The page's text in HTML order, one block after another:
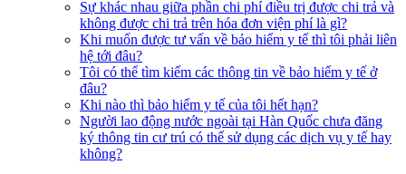
Sự khác nhau giữa phần chi phí điều trị được chi trả và
không được chi trả trên hóa đơn viện phí là gì?
Khi muốn được tư vấn về bảo hiểm y tế thì tôi phải liên
hệ tới đâu?
Tôi có thể tìm kiếm các thông tin về bảo hiểm y tế ở
đâu?
Khi nào thì bảo hiểm y tế của tôi hết hạn?
Người lao động nước ngoài tại Hàn Quốc chưa đăng
ký thông tin cư trú có thể sử dụng các dịch vụ y tế hay
không?​